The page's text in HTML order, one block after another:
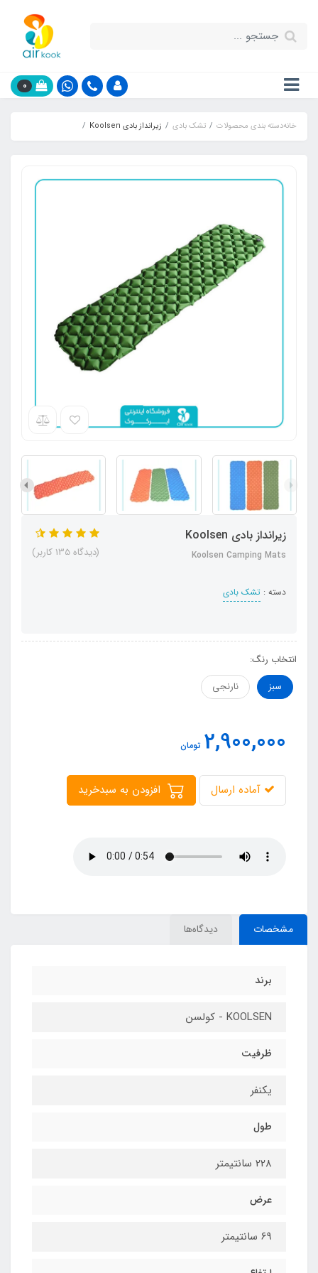
0
خانهدسته بندی محصولات تشک بادی زیرانداز بادی Koolsen
زیرانداز بادی Koolsen
Koolsen Camping Mats
دسته : تشک بادی
(دیدگاه 135 کاربر)
انتخاب رنگ:
سبز
نارنجی
2,900,000 تومان
آماده ارسال
مشخصات دیدگاه‌ها
برند
KOOLSEN - کولسن
ظرفیت
یکنفر
طول
228 سانتیمتر
عرض
69 سانتیمتر